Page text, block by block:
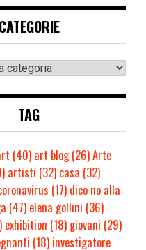
CATEGORIE
TAG
(40) art blog(26)Arte
artisti (32) casa (32)
(17) dico no alla
(47) elena gollini (36)
exhibition (18) giovani (29)
(18) investigatore